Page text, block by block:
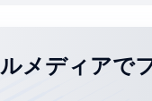
メディアで